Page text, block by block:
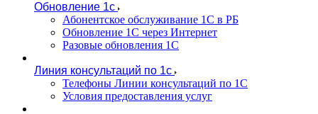
Обновление 1с
Абонентское обслуживание 1С в РБ
Обновление 1С через Интернет
Разовые обновления 1С
Линия консультаций по 1с
Телефоны Линии консультаций по 1С
Условия предоставления услуг